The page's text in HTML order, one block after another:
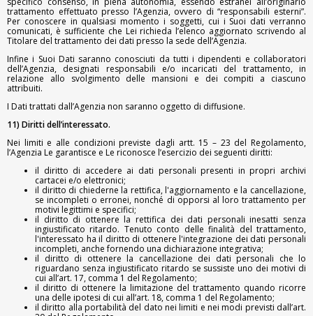
trattamento effettuato presso l’Agenzia, ovvero di “responsabili esterni”.
Per conoscere in qualsiasi momento i soggetti, cui i Suoi dati verranno
comunicati, è sufficiente che Lei richieda l’elenco aggiornato scrivendo al
Titolare del trattamento dei dati presso la sede dell’Agenzia.
Infine i Suoi Dati saranno conosciuti da tutti i dipendenti e collaboratori
dell’Agenzia, designati responsabili e/o incaricati del trattamento, in
relazione allo svolgimento delle mansioni e dei compiti a ciascuno
attribuiti.
I Dati trattati dall’Agenzia non saranno oggetto di diffusione.
11) Diritti dell’interessato.
Nei limiti e alle condizioni previste dagli artt. 15 – 23 del Regolamento,
l’Agenzia Le garantisce e Le riconosce l’esercizio dei seguenti diritti:
il diritto di accedere ai dati personali presenti in propri archivi
cartacei e/o elettronici;
il diritto di chiederne la rettifica, l'aggiornamento e la cancellazione,
se incompleti o erronei, nonché di opporsi al loro trattamento per
motivi legittimi e specifici;
il diritto di ottenere la rettifica dei dati personali inesatti senza
ingiustificato ritardo. Tenuto conto delle finalità del trattamento,
l'interessato ha il diritto di ottenere l'integrazione dei dati personali
incompleti, anche fornendo una dichiarazione integrativa;
il diritto di ottenere la cancellazione dei dati personali che lo
riguardano senza ingiustificato ritardo se sussiste uno dei motivi di
cui all’art. 17, comma 1 del Regolamento;
il diritto di ottenere la limitazione del trattamento quando ricorre
una delle ipotesi di cui all’art. 18, comma 1 del Regolamento;
il diritto alla portabilità del dato nei limiti e nei modi previsti dall’art.